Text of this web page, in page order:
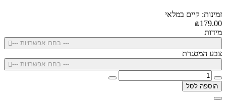
זמינות: קיים במלאי
₪179.00
מידות
--- בחרו אפשרויות ---
צבע המסגרת
--- בחרו אפשרויות ---
הוספה לסל